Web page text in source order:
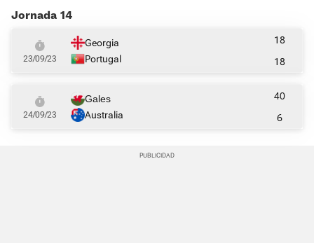
Jornada 14
23/09/23
Georgia
Portugal
18
18
24/09/23
Gales
Australia
40
6